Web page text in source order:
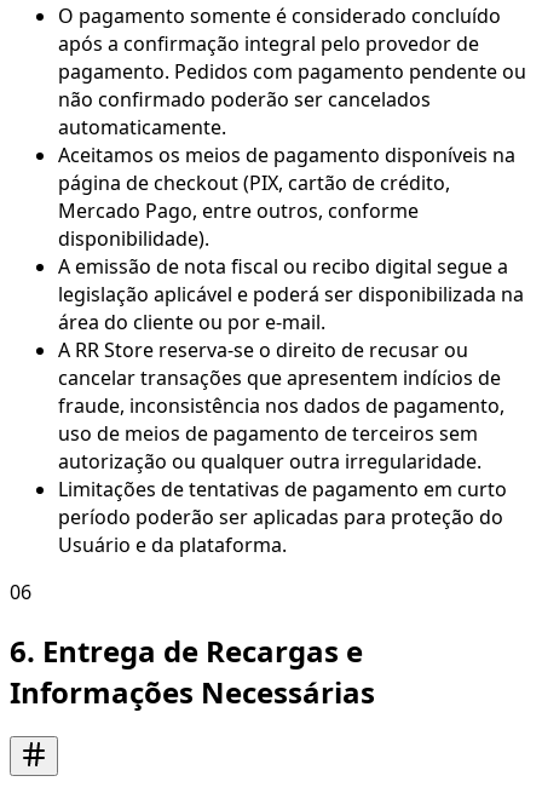
O pagamento somente é considerado concluído
após a confirmação integral pelo provedor de
pagamento. Pedidos com pagamento pendente ou
não confirmado poderão ser cancelados
automaticamente.
Aceitamos os meios de pagamento disponíveis na
página de checkout (PIX, cartão de crédito,
Mercado Pago, entre outros, conforme
disponibilidade).
A emissão de nota fiscal ou recibo digital segue a
legislação aplicável e poderá ser disponibilizada na
área do cliente ou por e-mail.
A RR Store reserva-se o direito de recusar ou
cancelar transações que apresentem indícios de
fraude, inconsistência nos dados de pagamento,
uso de meios de pagamento de terceiros sem
autorização ou qualquer outra irregularidade.
Limitações de tentativas de pagamento em curto
período poderão ser aplicadas para proteção do
Usuário e da plataforma.
06
6. Entrega de Recargas e
Informações Necessárias